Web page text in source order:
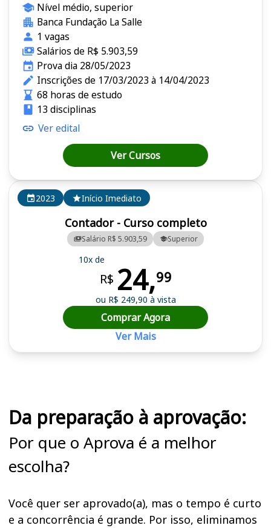
2023 Início Imediato
Contador - Curso completo
Salário R$ 5.903,59 Superior
10x de
R$ 24,99
ou R$ 249,90 à vista
Comprar Agora
Ver Mais
Nível médio, superior
Banca Fundação La Salle
1 vagas
Salários de R$ 5.903,59
Prova dia 28/05/2023
Inscrições de 17/03/2023 à 14/04/2023
68 horas de estudo
13 disciplinas
Ver edital
Ver Cursos
Da preparação à aprovação:
Por que o Aprova é a melhor
escolha?
Você quer ser aprovado(a), mas o tempo é curto
e a concorrência é grande. Por isso, eliminamos